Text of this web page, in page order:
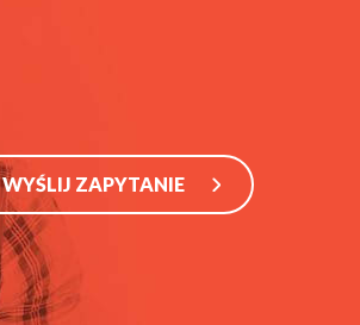
WYŚLIJ ZAPYTANIE